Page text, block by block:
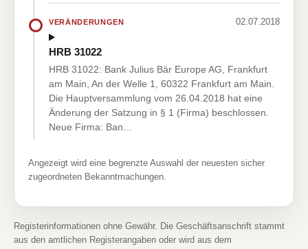
VERÄNDERUNGEN 02.07.2018
HRB 31022
HRB 31022: Bank Julius Bär Europe AG, Frankfurt
am Main, An der Welle 1, 60322 Frankfurt am Main.
Die Hauptversammlung vom 26.04.2018 hat eine
Änderung der Satzung in § 1 (Firma) beschlossen.
Neue Firma: Ban…
Angezeigt wird eine begrenzte Auswahl der neuesten sicher
zugeordneten Bekanntmachungen.
Registerinformationen ohne Gewähr. Die Geschäftsanschrift stammt
aus den amtlichen Registerangaben oder wird aus dem